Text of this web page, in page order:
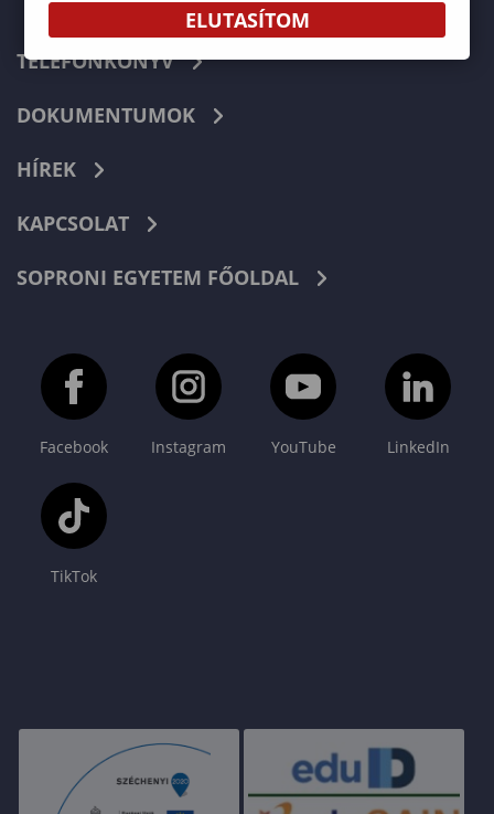
TELEFONKÖNYV
DOKUMENTUMOK
HÍREK
KAPCSOLAT
SOPRONI EGYETEM FŐOLDAL
Facebook Instagram YouTube LinkedIn
TikTok
ELUTASÍTOM